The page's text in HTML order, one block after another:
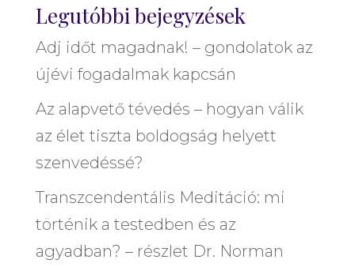
Legutóbbi bejegyzések
Adj időt magadnak! – gondolatok az
újévi fogadalmak kapcsán
Az alapvető tévedés – hogyan válik
az élet tiszta boldogság helyett
szenvedéssé?
Transzcendentális Meditáció: mi
történik a testedben és az
agyadban? – részlet Dr. Norman